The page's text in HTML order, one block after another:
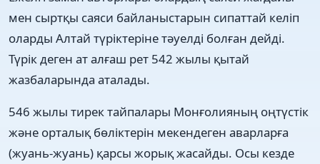
мен сыртқы саяси байланыстарын сипаттай келіп
оларды Алтай түріктеріне тәуелді болған дейді.
Түрік деген ат алғаш рет 542 жылы қытай
жазбаларында аталады.
546 жылы тирек тайпалары Монғолияның оңтүстік
және орталық бөліктерін мекендеген аварларға
(жуань-жуань) қарсы жорық жасайды. Осы кезде